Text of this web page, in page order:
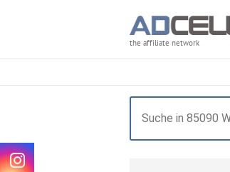
the affiliate network